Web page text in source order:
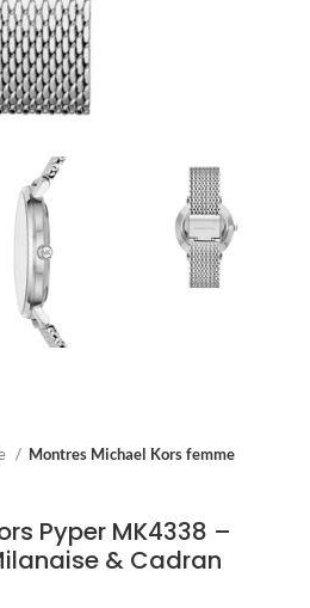
Montres Michael Kors femme
Pyper MK4338 –
& Cadran